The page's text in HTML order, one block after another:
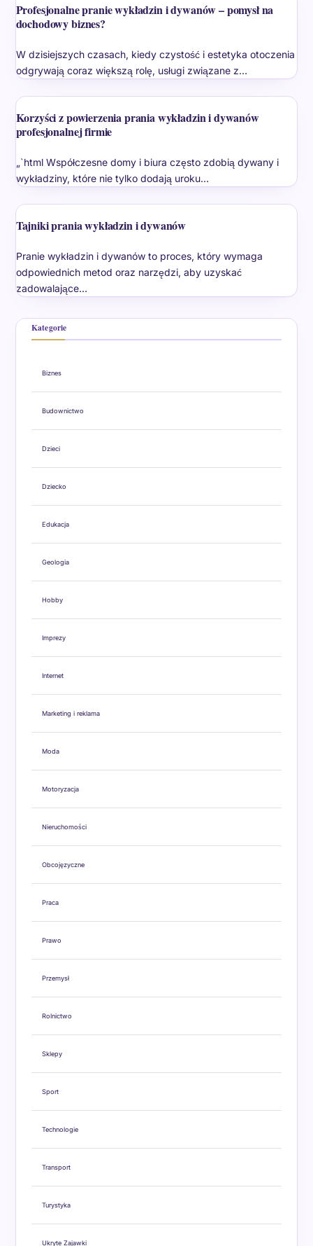
Profesjonalne pranie wykładzin i dywanów – pomysł na
dochodowy biznes?
W dzisiejszych czasach, kiedy czystość i estetyka otoczenia
odgrywają coraz większą rolę, usługi związane z…
Korzyści z powierzenia prania wykładzin i dywanów
profesjonalnej firmie
„`html Współczesne domy i biura często zdobią dywany i
wykładziny, które nie tylko dodają uroku…
Tajniki prania wykładzin i dywanów
Pranie wykładzin i dywanów to proces, który wymaga
odpowiednich metod oraz narzędzi, aby uzyskać
zadowalające…
Kategorie
Biznes
Budownictwo
Dzieci
Dziecko
Edukacja
Geologia
Hobby
Imprezy
Internet
Marketing i reklama
Moda
Motoryzacja
Nieruchomości
Obcojęzyczne
Praca
Prawo
Przemysł
Rolnictwo
Sklepy
Sport
Technologie
Transport
Turystyka
Ukryte Zajawki